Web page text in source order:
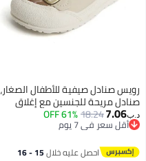
رويس صنادل صيفية للأطفال الصغار،
صنادل مريحة للجنسين مع إغلاق
فيلكرو ونعل مانع للانزلاق، أحذية
مسطحة خفيفة الوزن ومسامية
الخارجية
د.ب‏7.06
18.24
61% OFF
أقل سعر في 7 يوم
أقل سعر في 7 يوم
احصل عليه خلال 15 - 16